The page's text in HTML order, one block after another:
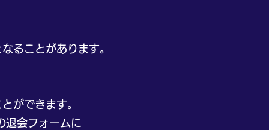
ることがあります。
ができます。
会フォームに